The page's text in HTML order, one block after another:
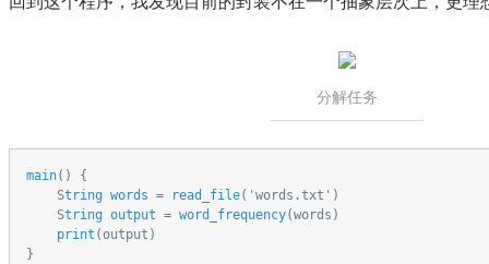
分解任务
main()
{
    S
tring words = read_file('words.txt')
    S
tring output = word_frequency(words)
print (output)
}